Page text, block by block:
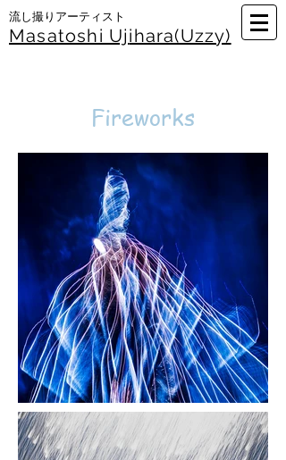
​流し撮りアーティスト
Masatoshi Ujihara(Uzzy)
Fireworks